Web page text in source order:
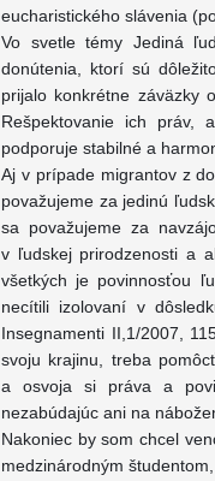
eucharistického slávenia
Vo svetle témy Jediná
donútenia, ktorí sú
prijalo konkrétne záväzky
Rešpektovanie ich práv,
podporuje stabilné a
Aj v prípade migrantov z
považujeme za jedinú
sa považujeme za
v ľudskej prirodzenosti a
všetkých je povinnosťou
necítili izolovaní v
Insegnamenti II,1/2007,
svoju krajinu, treba
a osvoja si práva a
nezabúdajúc ani na
Nakoniec by som chcel
medzinárodným